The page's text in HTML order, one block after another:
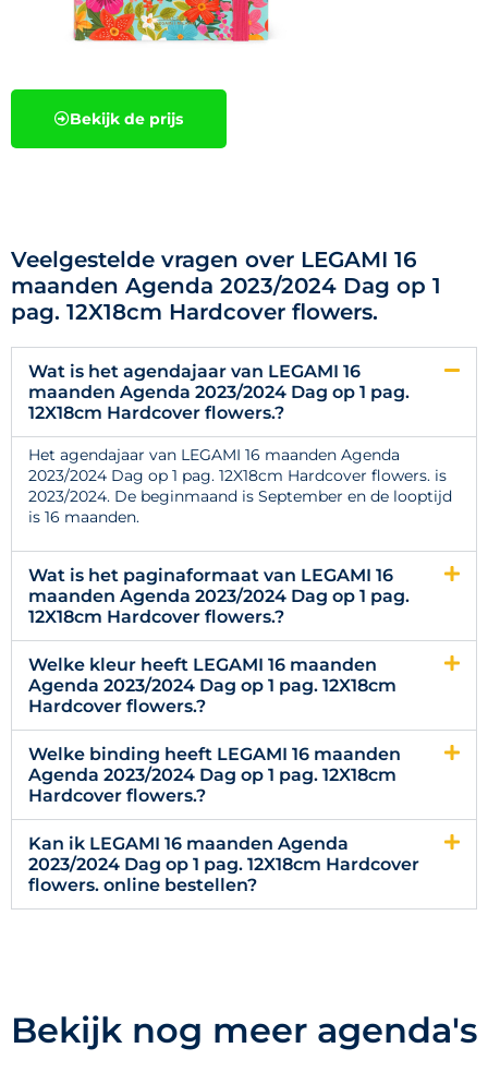
Bekijk de prijs
Veelgestelde vragen over LEGAMI 16
maanden Agenda 2023/2024 Dag op 1
pag. 12X18cm Hardcover flowers.
Wat is het agendajaar van LEGAMI 16
maanden Agenda 2023/2024 Dag op 1 pag.
12X18cm Hardcover flowers.?
Het agendajaar van LEGAMI 16 maanden Agenda
2023/2024 Dag op 1 pag. 12X18cm Hardcover flowers. is
2023/2024. De beginmaand is September en de looptijd
is 16 maanden.
Wat is het paginaformaat van LEGAMI 16
maanden Agenda 2023/2024 Dag op 1 pag.
12X18cm Hardcover flowers.?
Welke kleur heeft LEGAMI 16 maanden
Agenda 2023/2024 Dag op 1 pag. 12X18cm
Hardcover flowers.?
Welke binding heeft LEGAMI 16 maanden
Agenda 2023/2024 Dag op 1 pag. 12X18cm
Hardcover flowers.?
Kan ik LEGAMI 16 maanden Agenda
2023/2024 Dag op 1 pag. 12X18cm Hardcover
flowers. online bestellen?
Bekijk nog meer agenda's